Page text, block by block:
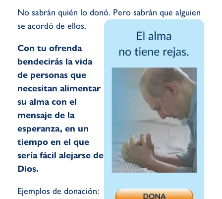
No sabrán quién lo donó. Pero sabrán que alguien
se acordó de ellos.
Con tu ofrenda
bendecirás la vida
de personas que
necesitan alimentar
su alma con el
mensaje de la
esperanza, en un
tiempo en el que
sería fácil alejarse de
Dios.
Ejemplos de donación: